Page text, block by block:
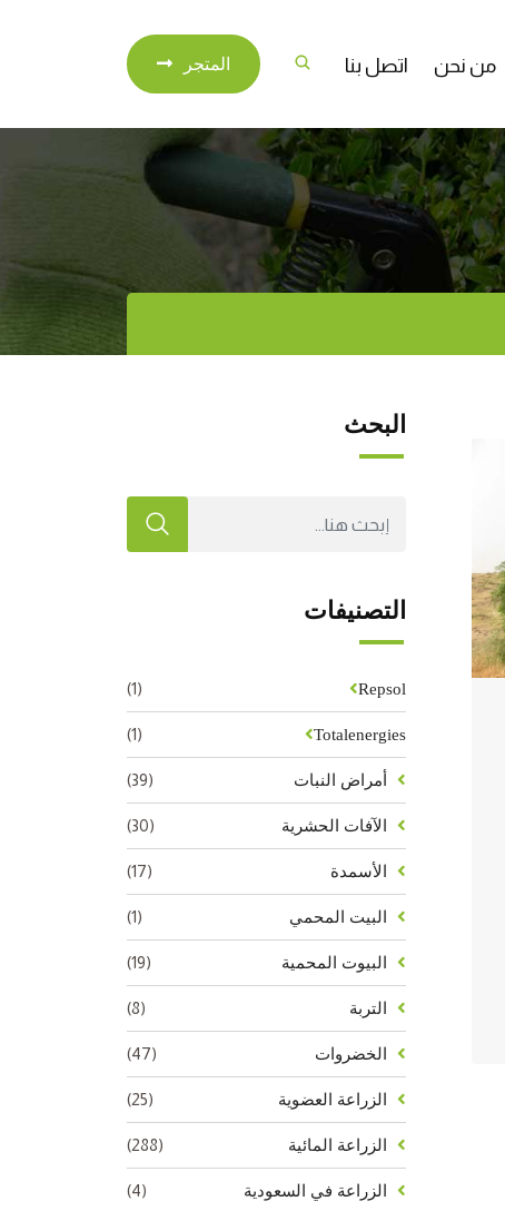
من نحن اتصل بنا المتجر
البحث
التصنيفات
Repsol
(1)
Totalenergies
(1)
أمراض النبات (39)
الآفات الحشرية (30)
الأسمدة (17)
البيت المحمي (1)
البيوت المحمية (19)
التربة (8)
الخضروات (47)
الزراعة العضوية (25)
الزراعة المائية (288)
الزراعة في السعودية (4)